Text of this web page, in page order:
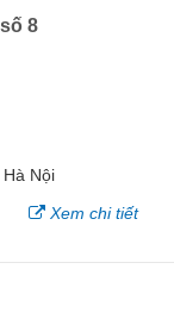
8
Nội
Xem chi tiết